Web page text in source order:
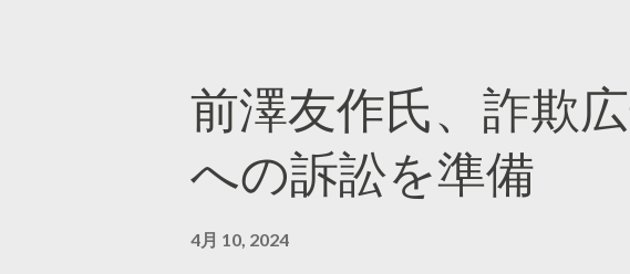
https://marketing.twitter.com/ja/insights/
前澤友作氏、詐欺
への訴訟を準備
4月 10, 2024